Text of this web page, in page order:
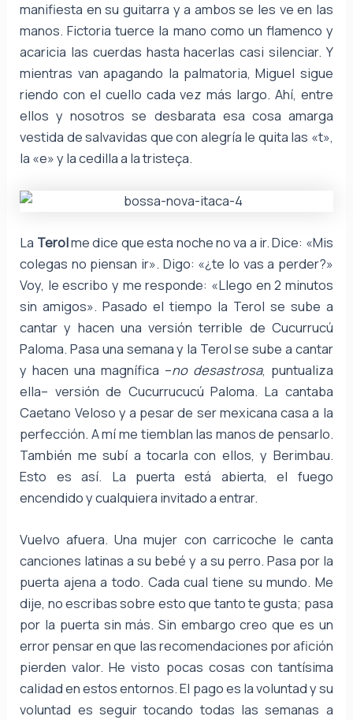
manifiesta en su guitarra y a ambos se les ve en las
manos. Fictoria tuerce la mano como un flamenco y
acaricia las cuerdas hasta hacerlas casi silenciar. Y
mientras van apagando la palmatoria, Miguel sigue
riendo con el cuello cada vez más largo. Ahí, entre
ellos y nosotros se desbarata esa cosa amarga
vestida de salvavidas que con alegría le quita las «t»,
la «e» y la cedilla a la tristeça.
La Terolme dice que esta noche no va a ir. Dice: «Mis
colegas no piensan ir». Digo: «¿te lo vas a perder?»
Voy, le escribo y me responde: «Llego en 2 minutos
sin amigos». Pasado el tiempo la Terol se sube a
cantar y hacen una versión terrible de Cucurrucú
Paloma. Pasa una semana y la Terol se sube a cantar
y hacen una magnífica –no desastrosa, puntualiza
ella– versión de Cucurrucucú Paloma. La cantaba
Caetano Veloso y a pesar de ser mexicana casa a la
perfección. A mí me tiemblan las manos de pensarlo.
También me subí a tocarla con ellos, y Berimbau.
Esto es así. La puerta está abierta, el fuego
encendido y cualquiera invitado a entrar.
Vuelvo afuera. Una mujer con carricoche le canta
canciones latinas a su bebé y a su perro. Pasa por la
puerta ajena a todo. Cada cual tiene su mundo. Me
dije, no escribas sobre esto que tanto te gusta; pasa
por la puerta sin más. Sin embargo creo que es un
error pensar en que las recomendaciones por afición
pierden valor. He visto pocas cosas con tantísima
calidad en estos entornos. El pago es la voluntad y su
voluntad es seguir tocando todas las semanas a